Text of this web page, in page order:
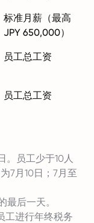
标准月薪（最高
JPY 650,000）
员工总工资
员工总工资
。员工少于10人
7月10日；7月至
最后一天。
工进行年终税务